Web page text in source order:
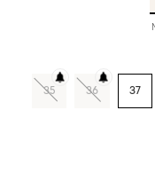
35 36 37